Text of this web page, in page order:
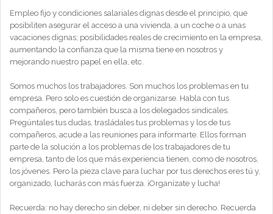
Empleo fijo y condiciones salariales dignas desde el principio, que
posibiliten asegurar el acceso a una vivienda, a un coche o a unas
vacaciones dignas; posibilidades reales de crecimiento en la empresa,
aumentando la confianza que la misma tiene en nosotros y
mejorando nuestro papel en ella, etc.
Somos muchos los trabajadores. Son muchos los problemas en tu
empresa. Pero solo es cuestión de organizarse. Habla con tus
compañeros, pero también busca a los delegados sindicales.
Pregúntales tus dudas, trasládales tus problemas y los de tus
compañeros, acude a las reuniones para informarte. Ellos forman
parte de la solución a los problemas de los trabajadores de tu
empresa, tanto de los que más experiencia tienen, como de nosotros,
los jóvenes. Pero la pieza clave para luchar por tus derechos eres tú y,
organizado, lucharás con más fuerza. ¡Organízate y lucha!
Recuerda: no hay derecho sin deber, ni deber sin derecho. Recuerda